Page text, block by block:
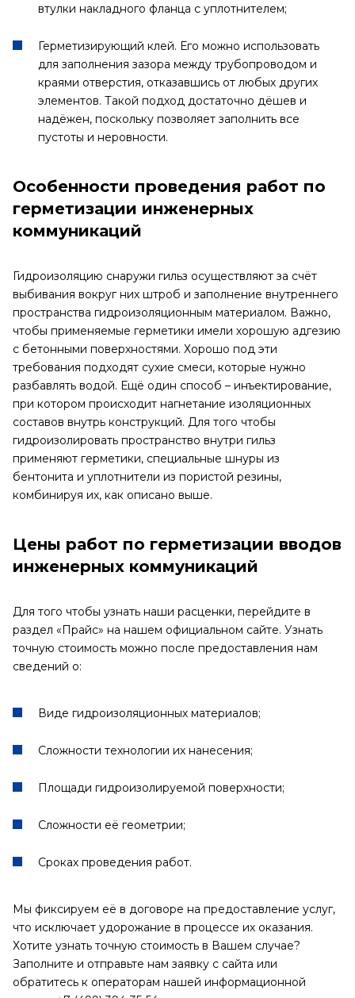
втулки накладного фланца с уплотнителем;
Герметизирующий клей. Его можно использовать
для заполнения зазора между трубопроводом и
краями отверстия, отказавшись от любых других
элементов. Такой подход достаточно дёшев и
надёжен, поскольку позволяет заполнить все
пустоты и неровности.
Особенности проведения работ по
герметизации инженерных
коммуникаций
Гидроизоляцию снаружи гильз осуществляют за счёт
выбивания вокруг них штроб и заполнение внутреннего
пространства гидроизоляционным материалом. Важно,
чтобы применяемые герметики имели хорошую адгезию
с бетонными поверхностями. Хорошо под эти
требования подходят сухие смеси, которые нужно
разбавлять водой. Ещё один способ – инъектирование,
при котором происходит нагнетание изоляционных
составов внутрь конструкций. Для того чтобы
гидроизолировать пространство внутри гильз
применяют герметики, специальные шнуры из
бентонита и уплотнители из пористой резины,
комбинируя их, как описано выше.
Цены работ по герметизации вводов
инженерных коммуникаций
Для того чтобы узнать наши расценки, перейдите в
раздел «Прайс» на нашем официальном сайте. Узнать
точную стоимость можно после предоставления нам
сведений о:
Виде гидроизоляционных материалов;
Сложности технологии их нанесения;
Площади гидроизолируемой поверхности;
Сложности её геометрии;
Сроках проведения работ.
Мы фиксируем её в договоре на предоставление услуг,
что исключает удорожание в процессе их оказания.
Хотите узнать точную стоимость в Вашем случае?
Заполните и отправьте нам заявку с сайта или
обратитесь к операторам нашей информационной